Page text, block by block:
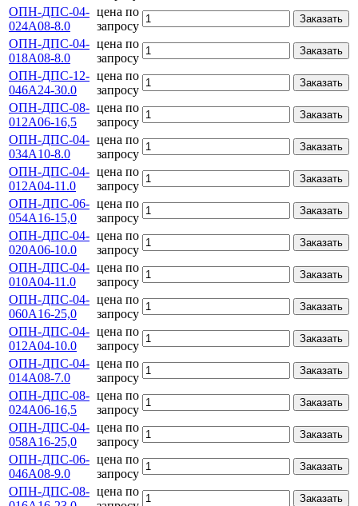
ОПН-ДПС-04-
024А08-8.0
цена по
запросу
Заказать
ОПН-ДПС-04-
018А08-8.0
цена по
запросу
Заказать
ОПН-ДПС-12-
046А24-30.0
цена по
запросу
Заказать
ОПН-ДПС-08-
012А06-16,5
цена по
запросу
Заказать
ОПН-ДПС-04-
034А10-8.0
цена по
запросу
Заказать
ОПН-ДПС-04-
012А04-11.0
цена по
запросу
Заказать
ОПН-ДПС-06-
054А16-15,0
цена по
запросу
Заказать
ОПН-ДПС-04-
020А06-10.0
цена по
запросу
Заказать
ОПН-ДПС-04-
010А04-11.0
цена по
запросу
Заказать
ОПН-ДПС-04-
060А16-25,0
цена по
запросу
Заказать
ОПН-ДПС-04-
012А04-10.0
цена по
запросу
Заказать
ОПН-ДПС-04-
014А08-7.0
цена по
запросу
Заказать
ОПН-ДПС-08-
024А06-16,5
цена по
запросу
Заказать
ОПН-ДПС-04-
058А16-25,0
цена по
запросу
Заказать
ОПН-ДПС-06-
046А08-9.0
цена по
запросу
Заказать
ОПН-ДПС-08- цена по
Заказать